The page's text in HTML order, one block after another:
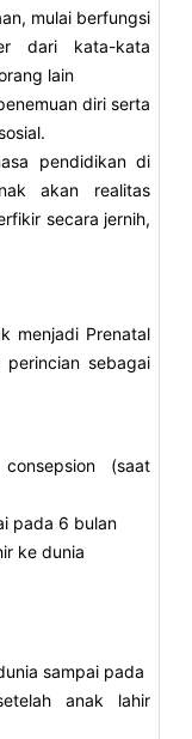
mulai berfungsi
dari kata-kata
lain
diri serta
pendidikan di
akan realitas
secara jernih,
menjadi Prenatal
sebagai
(saat
pada 6 bulan
ke dunia
sampai pada
anak lahir